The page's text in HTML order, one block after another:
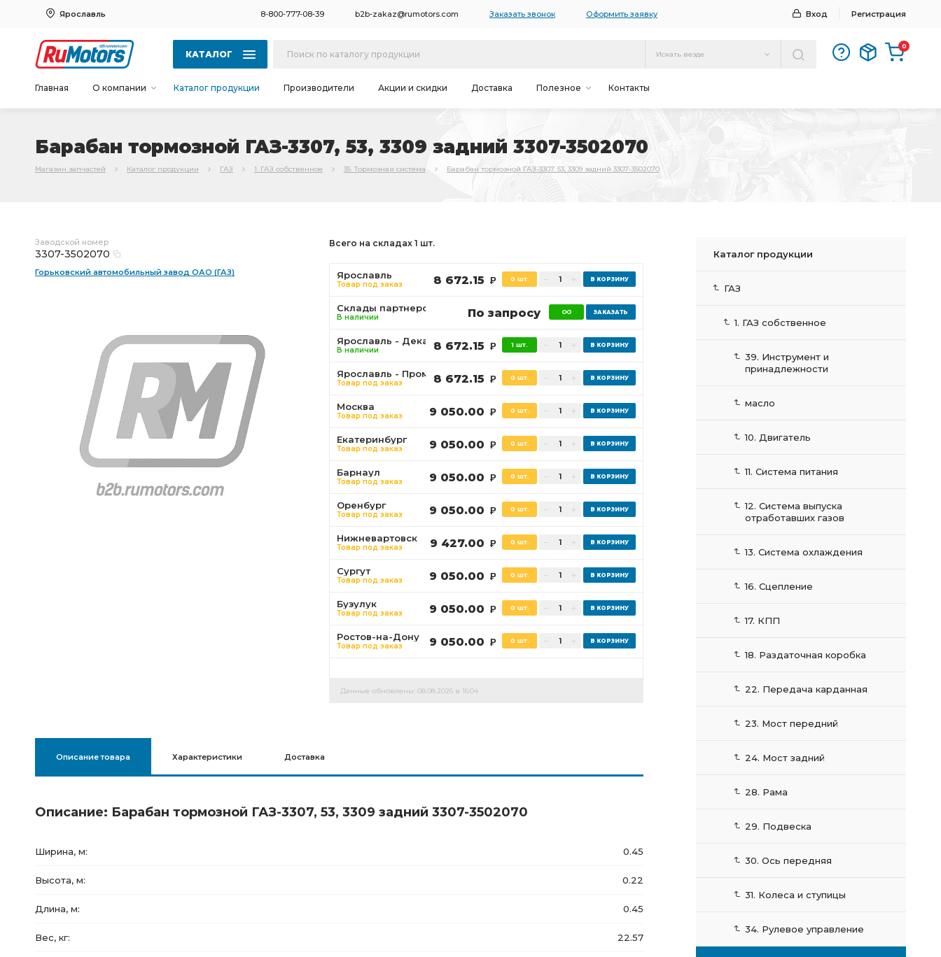
Ярославль 8-800-777-08-39 b2b-zakaz@rumotors.com Заказать звонок Оформить заявку Вход Регистрация
КАТАЛОГ Искать везде
0
Главная О компании Каталог продукции Производители Акции и скидки Доставка Полезное Контакты
Барабан тормозной ГАЗ-3307, 53, 3309 задний 3307-3502070
Магазин запчастей Каталог продукции ГАЗ 1. ГАЗ собственное 35. Тормозная система Барабан тормозной ГАЗ-3307, 53, 3309 задний 3307-3502070
Заводской номер
3307-3502070
Горьковский автомобильный завод ОАО (ГАЗ)
Всего на складах 1 шт.
Ярославль
Товар под заказ 8 672.15 Р 0 шт.
Склады партнеров
В наличии По запросу
Ярославль - Декабристов
В наличии 8 672.15 Р 1 шт.
Ярославль - Промышленная
Товар под заказ 8 672.15 Р 0 шт.
Москва
Товар под заказ 9 050.00 Р 0 шт.
Екатеринбург
Товар под заказ 9 050.00 Р 0 шт.
Барнаул
Товар под заказ 9 050.00 Р 0 шт.
Оренбург
Товар под заказ 9 050.00 Р 0 шт.
Нижневартовск
Товар под заказ 9 427.00 Р 0 шт.
Сургут
Товар под заказ 9 050.00 Р 0 шт.
Бузулук
Товар под заказ 9 050.00 Р 0 шт.
Ростов-на-Дону
Товар под заказ 9 050.00 Р 0 шт.
Данные обновлены: 08.08.2026 в 16:04
Описание товара Характеристики Доставка
Описание: Барабан тормозной ГАЗ-3307, 53, 3309 задний 3307-3502070
Ширина, м: 0.45
Высота, м: 0.22
Длина, м: 0.45
Вес, кг: 22.57
Каталог продукции
ГАЗ
1. ГАЗ собственное
39. Инструмент и
принадлежности
масло
10. Двигатель
11. Система питания
12. Система выпуска
отработавших газов
13. Система охлаждения
16. Сцепление
17. КПП
18. Раздаточная коробка
22. Передача карданная
23. Мост передний
24. Мост задний
28. Рама
29. Подвеска
30. Ось передняя
31. Колеса и ступицы
34. Рулевое управление